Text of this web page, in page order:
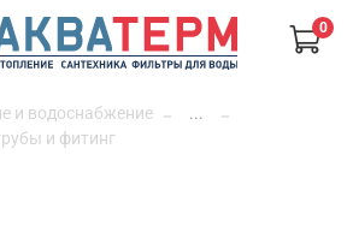
0
и водоснабжение
...
и фитинг